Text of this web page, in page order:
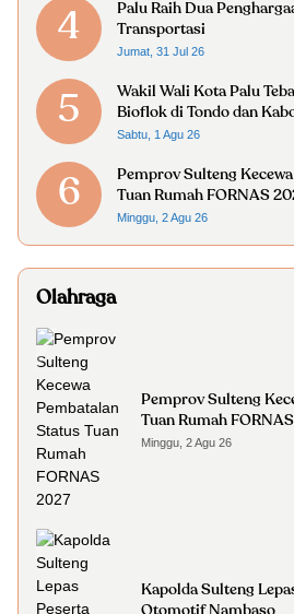
4
Palu Raih Dua
Transportasi
Jumat, 31 Jul 26
5
Wakil Wali Kota Palu
Bioflok di Tondo dan
Sabtu, 1 Agu 26
6
Pemprov Sulteng
Tuan Rumah FORNAS
Minggu, 2 Agu 26
Olahraga
Pemprov Sulteng
Tuan Rumah
Minggu, 2 Agu 26
Kapolda Sulteng
Otomotif Nambaso